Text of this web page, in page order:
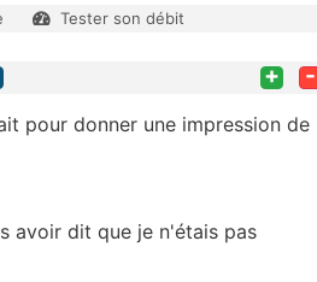
Tester son débit
+ -
pour donner une impression de
avoir dit que je n'étais pas